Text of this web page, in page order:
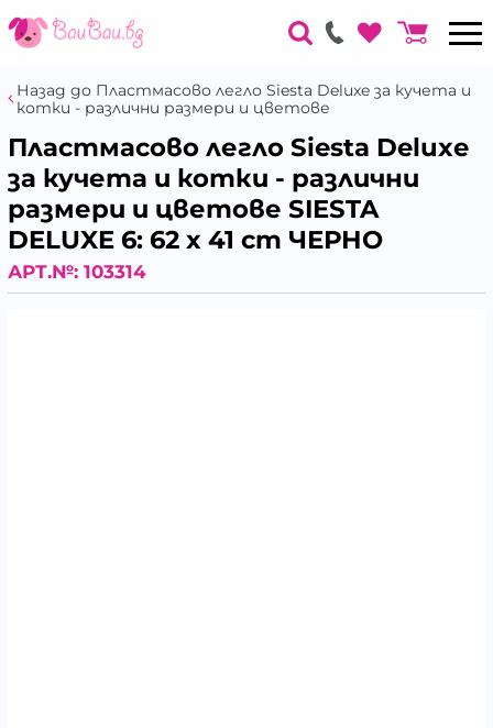
Назад до Пластмасово легло Siesta Deluxe за кучета и
котки - различни размери и цветове
Пластмасово легло Siesta Deluxe
за кучета и котки - различни
размери и цветове SIESTA
DELUXE 6: 62 x 41 cm ЧЕРНО
АРТ.№: 103314